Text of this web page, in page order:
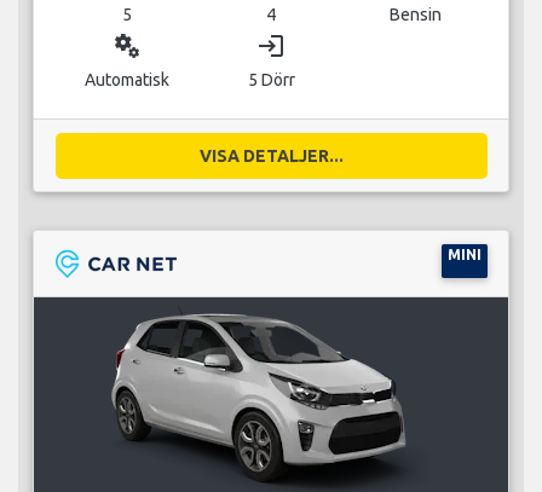
5 4 Bensin
miscellaneous_services
Automatisk
login
5 Dörr
VISA DETALJER...
MINI